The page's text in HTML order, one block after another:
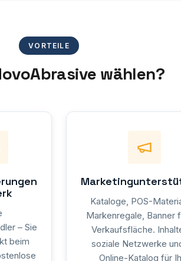
VORTEILE
wählen?
– Sie
beim
Kataloge, POS-
Markenregale, Banner
Verkaufsfläche.
soziale Netzwerke
Online-Katalog für